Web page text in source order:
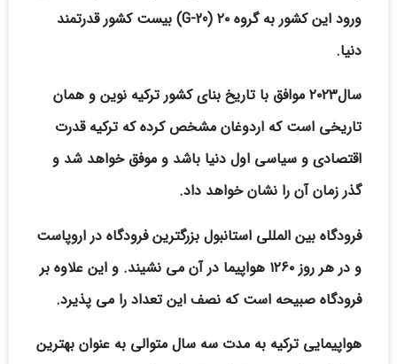
ورود این کشور به گروه ۲۰ (G-20) بیست کشور قدرتمند
دنیا.
سال۲۰۲۳ موافق با تاریخ بنای کشور ترکیه نوین و همان
تاریخی است که اردوغان مشخص کرده که ترکیه قدرت
اقتصادی و سیاسی اول دنیا باشد و موفق خواهد شد و
گذر زمان آن را نشان خواهد داد.
فرودگاه بین المللی استانبول بزرگترین فرودگاه در اروپاست
و در هر روز ۱۲۶۰ هواپیما در آن می نشیند. و این علاوه بر
فرودگاه صبیحه است که نصف این تعداد را می پذیرد.
هواپیمایی ترکیه به مدت سه سال متوالی به عنوان بهترین